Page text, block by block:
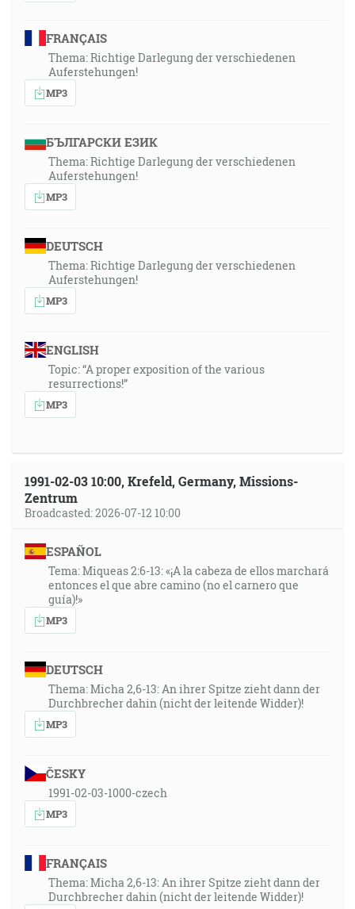
FRANÇAIS
Thema: Richtige Darlegung der verschiedenen
Auferstehungen!
MP3
БЪЛГАРСКИ ЕЗИК
Thema: Richtige Darlegung der verschiedenen
Auferstehungen!
MP3
DEUTSCH
Thema: Richtige Darlegung der verschiedenen
Auferstehungen!
MP3
ENGLISH
Topic: “A proper exposition of the various
resurrections!”
MP3
1991-02-03 10:00, Krefeld, Germany, Missions-
Zentrum
Broadcasted: 2026-07-12 10:00
ESPAÑOL
Tema: Miqueas 2:6-13: «¡A la cabeza de ellos marchará
entonces el que abre camino (no el carnero que
guía)!»
MP3
DEUTSCH
Thema: Micha 2,6-13: An ihrer Spitze zieht dann der
Durchbrecher dahin (nicht der leitende Widder)!
MP3
ČESKY
1991-02-03-1000-czech
MP3
FRANÇAIS
Thema: Micha 2,6-13: An ihrer Spitze zieht dann der
Durchbrecher dahin (nicht der leitende Widder)!